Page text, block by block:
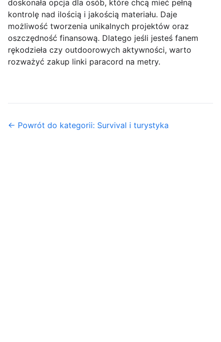
doskonała opcja dla osób, które chcą mieć pełną
kontrolę nad ilością i jakością materiału. Daje
możliwość tworzenia unikalnych projektów oraz
oszczędność finansową. Dlatego jeśli jesteś fanem
rękodzieła czy outdoorowych aktywności, warto
rozważyć zakup linki paracord na metry.
← Powrót do kategorii: Survival i turystyka